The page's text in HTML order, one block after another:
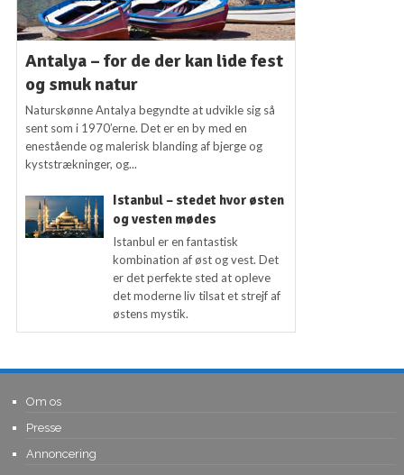
Antalya – for de der kan lide fest
og smuk natur
Naturskønne Antalya begyndte at udvikle sig så
sent som i 1970’erne. Det er en by med en
enestående og malerisk blanding af bjerge og
kyststrækninger, og...
Istanbul – stedet hvor østen
og vesten mødes
Istanbul er en fantastisk
kombination af øst og vest. Det
er det perfekte sted at opleve
det moderne liv tilsat et strejf af
østens mystik.
Om os
Presse
Annoncering